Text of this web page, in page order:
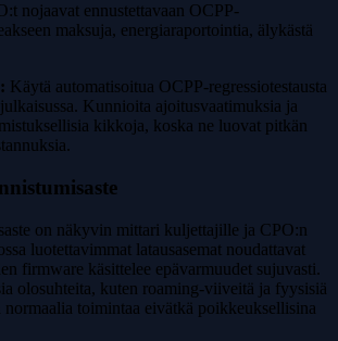
nojaavat ennustettavaan OCPP-
maksuja, energiaraportointia, älykästä
Käytä automatisoitua OCPP-regressiotestausta
Kunnioita ajoitusvaatimuksia ja
kikkoja, koska ne luovat pitkän
on näkyvin mittari kuljettajille ja CPO:n
luotettavimmat latausasemat noudattavat
firmware käsittelee epävarmuudet sujuvasti.
olosuhteita, kuten roaming-viiveitä ja fyysisiä
toimintaa eivätkä poikkeuksellisina